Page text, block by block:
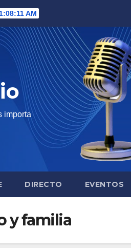
AM
importa
DIRECTO EVENTOS
y familia